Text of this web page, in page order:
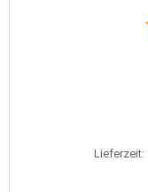
Lieferzeit: